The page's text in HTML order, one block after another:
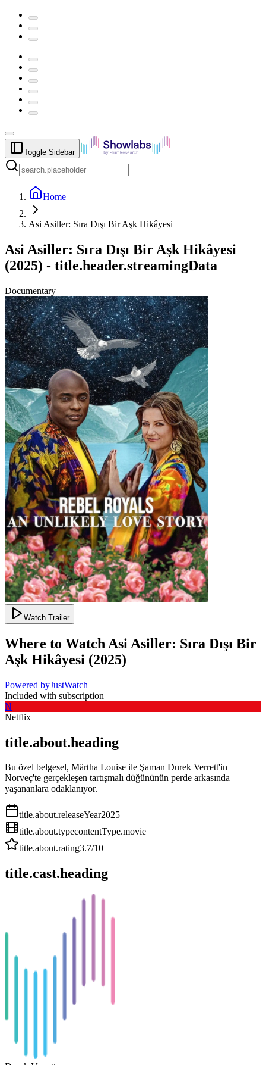
Toggle Sidebar
Home
Asi Asiller: Sıra Dışı Bir Aşk Hikâyesi
Asi Asiller: Sıra Dışı Bir Aşk Hikâyesi
(2025) - title.header.streamingData
Documentary
Watch Trailer
Where to Watch Asi Asiller: Sıra Dışı Bir
Aşk Hikâyesi (2025)
Powered byJustWatch
Included with subscription
N
Netflix
title.about.heading
Bu özel belgesel, Märtha Louise ile Şaman Durek Verrett'in
Norveç'te gerçekleşen tartışmalı düğününün perde arkasında
yaşananlara odaklanıyor.
title.about.releaseYear2025
title.about.typecontentType.movie
title.about.rating3.7/10
title.cast.heading